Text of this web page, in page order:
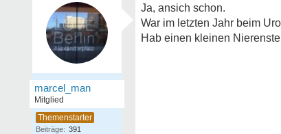
marcel_man
Mitglied
Beiträge: 391
Ja, ansich schon.
War im letzten Jahr beim
Hab einen kleinen